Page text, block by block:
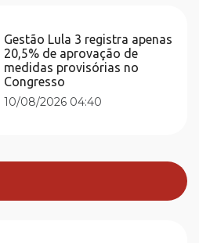
Gestão Lula 3 registra apenas
20,5% de aprovação de
medidas provisórias no
Congresso
10/08/2026 04:40